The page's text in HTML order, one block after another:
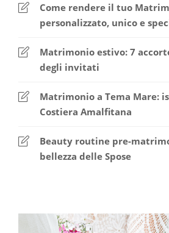
Come rendere il tuo
personalizzato, unico e
Matrimonio estivo: 7
degli invitati
Matrimonio a Tema Mare:
Costiera Amalfitana
Beauty routine pre-
bellezza delle Spose